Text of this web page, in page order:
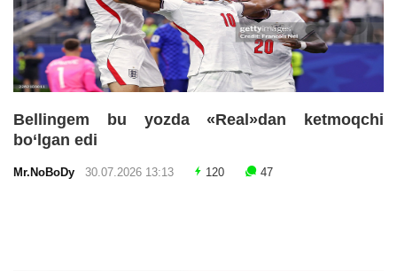
Bellingem bu yozda «Real»dan ketmoqchi
bo‘lgan edi
Mr.NoBoDy 30.07.2026 13:13 120 47